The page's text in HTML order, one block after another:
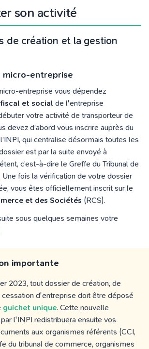
son activité
de création et la gestion
micro-entreprise
entreprise vous dépendez
et social de l'entreprise
votre activité de transporteur de
devez d’abord vous inscrire auprès du
qui centralise désormais toutes les
est par la suite envoyé à
c’est-à-dire le Greffe du Tribunal de
Une fois la vérification de votre dossier
vous êtes officiellement inscrit sur le
et des Sociétés (RCS).
sous quelques semaines votre
importante
2023, tout dossier de création, de
d'entreprise doit être déposé
guichet unique. Cette nouvelle
l'INPI redistribuera ensuite vos
aux organismes référents (CCI,
du tribunal de commerce, organismes